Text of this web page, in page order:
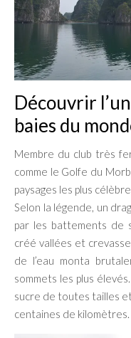
Découvrir
baies du
Membre du club très
comme le Golfe du
paysages les plus
Selon la légende, un
par les battements de
créé vallées et
de l’eau monta
sommets les plus
sucre de toutes tailles
centaines de kilomètres.